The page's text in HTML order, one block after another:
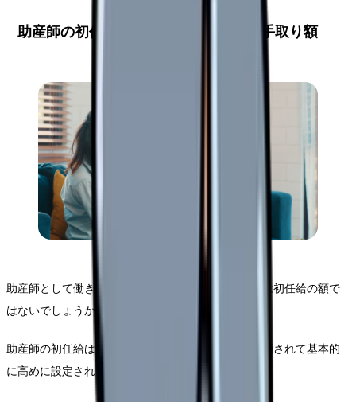
助産師の初任給はいくら？全国平均と手取り額
助産師として働き始めるにあたり、まず気になるのは初任給の額で
はないでしょうか。
助産師の初任給は、看護師よりも専門性の高さが評価されて基本的
に高めに設定されています。